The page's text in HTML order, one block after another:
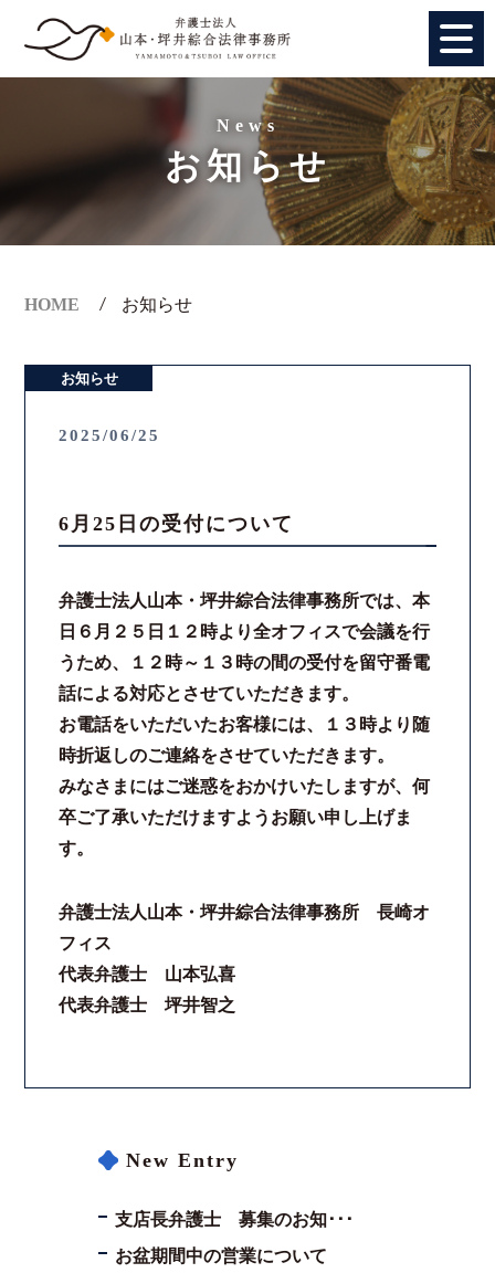
法人のお客様
ご相談の流れ
弁護士費用
解決事例
お客様の声
採用情報
スタッフインタビュー
カウンセリング
リモート相談
お知らせ
News
お知らせ
HOME お知らせ
お知らせ
2025/06/25
6月25日の受付について
弁護士法人山本・坪井綜合法律事務所では、本
日６月２５日１２時より全オフィスで会議を行
うため、１２時～１３時の間の受付を留守番電
話による対応とさせていただきます。
お電話をいただいたお客様には、１３時より随
時折返しのご連絡をさせていただきます。
みなさまにはご迷惑をおかけいたしますが、何
卒ご了承いただけますようお願い申し上げま
す。
弁護士法人山本・坪井綜合法律事務所 長崎オ
フィス
代表弁護士 山本弘喜
代表弁護士 坪井智之
New Entry
支店長弁護士 募集のお知･･･
お盆期間中の営業について